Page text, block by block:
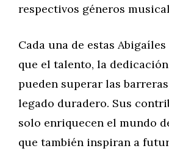
respectivos géneros
Cada una de estas
que el talento, la
pueden superar las
legado duradero. Sus
solo enriquecen el mundo
que también inspiran a